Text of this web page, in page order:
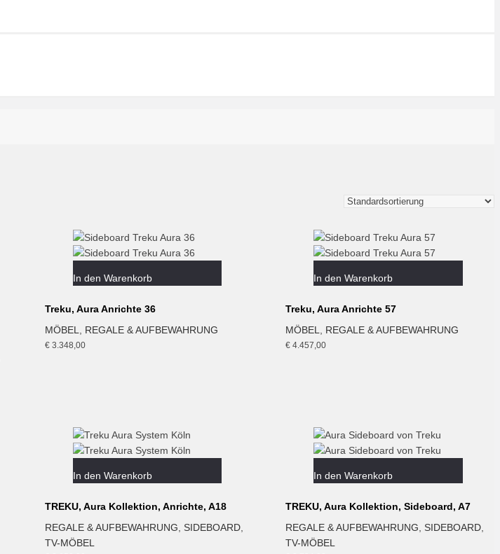
In den Warenkorb
Treku, Aura Anrichte 36
MÖBEL
REGALE & AUFBEWAHRUNG
€3.348,00
In den Warenkorb
Treku, Aura Anrichte 57
MÖBEL
REGALE & AUFBEWAHRUNG
€4.457,00
In den Warenkorb
TREKU, Aura Kollektion, Anrichte, A18
REGALE & AUFBEWAHRUNG
SIDEBOARD,
TV-MÖBEL
In den Warenkorb
TREKU, Aura Kollektion, Sideboard, A7
REGALE & AUFBEWAHRUNG
SIDEBOARD,
TV-MÖBEL